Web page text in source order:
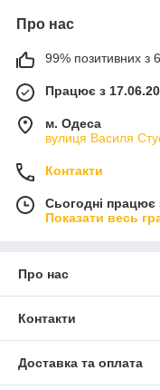
Про нас
99% позитивних з
Працює з
м. Одеса
вулиця Василя
Контакти
Сьогодні працює
Показати весь
Про нас
Контакти
Доставка та оплата